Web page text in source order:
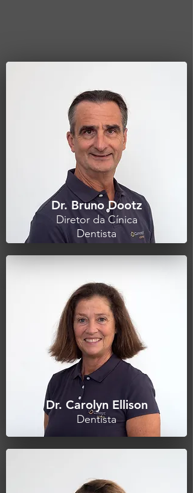
Dr. Bruno Dootz
Diretor da Cínica
Dentista
Dr. Carolyn Ellison
Dentista